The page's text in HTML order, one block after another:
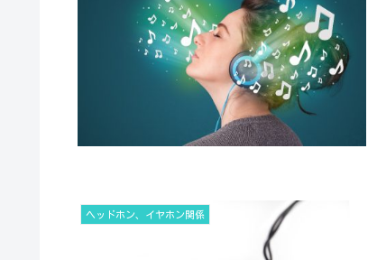
ヘッドホン、イヤホン関係